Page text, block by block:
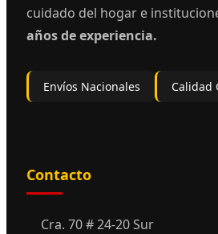
cuidado del hogar e
años de experiencia.
Envíos Nacionales Calidad
Contacto
Cra. 70 # 24-20 Sur